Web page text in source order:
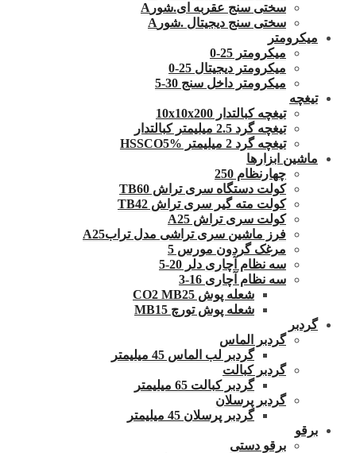
سختی سنج عقربه ای.شورA
سختی سنج دیجیتال .شورA
میکرومتر
میکرومتر 25-0
میکرومتر دیجیتال 25-0
میکرومتر داخل سنج 30-5
تیغچه
تیغچه کبالتدار 10x10x200
تیغچه گرد 2.5 میلیمتر کبالتدار
تیغچه گرد 2 میلیمتر HSSCO5%
ماشین ابزارها
چهارنظام 250
کولت دستگاه سری تراش TB60
کولت مته گیر سری تراش TB42
کولت سری تراش A25
فرز ماشین سری تراشی مدل ترابA25
مرغک گردون مورس 5
سه نظام آچاری دلر 20-5
سه نظام آچاری 16-3
شعله پوش CO2 MB25
شعله پوش تورچ MB15
گردبر
گردبر الماس
گردبر لب الماس 45 میلیمتر
گردبر کبالت
گردبر کبالت 65 میلیمتر
گردبر پرسلان
گردبر پرسلان 45 میلیمتر
برقو
برقو دستی